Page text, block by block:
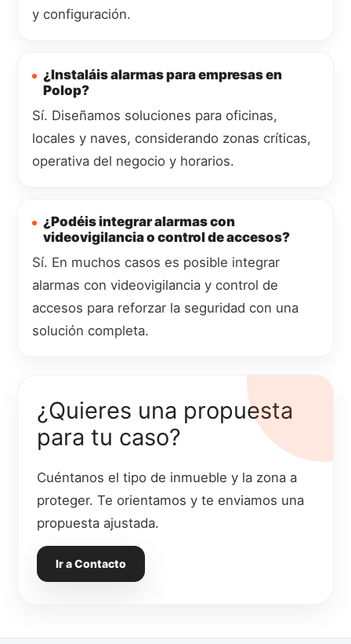
y configuración.
¿Instaláis alarmas para empresas en
Polop?
Sí. Diseñamos soluciones para oficinas,
locales y naves, considerando zonas críticas,
operativa del negocio y horarios.
¿Podéis integrar alarmas con
videovigilancia o control de accesos?
Sí. En muchos casos es posible integrar
alarmas con videovigilancia y control de
accesos para reforzar la seguridad con una
solución completa.
¿Quieres una propuesta
para tu caso?
Cuéntanos el tipo de inmueble y la zona a
proteger. Te orientamos y te enviamos una
propuesta ajustada.
Ir a Contacto